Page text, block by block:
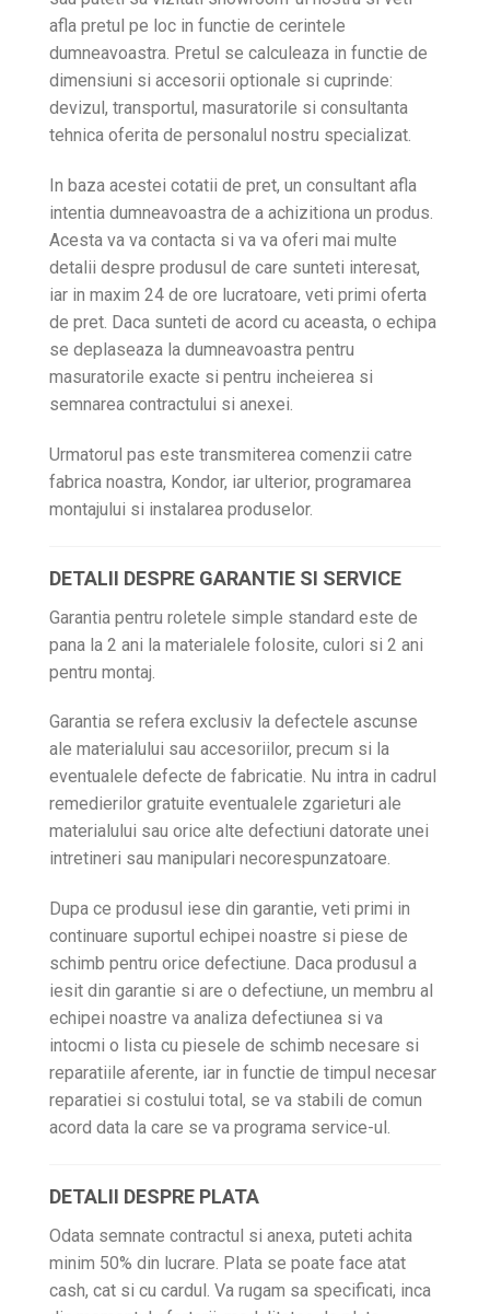
afla pretul pe loc in functie de cerintele
dumneavoastra. Pretul se calculeaza in functie de
dimensiuni si accesorii optionale si cuprinde:
devizul, transportul, masuratorile si consultanta
tehnica oferita de personalul nostru specializat.
In baza acestei cotatii de pret, un consultant afla
intentia dumneavoastra de a achizitiona un produs.
Acesta va va contacta si va va oferi mai multe
detalii despre produsul de care sunteti interesat,
iar in maxim 24 de ore lucratoare, veti primi oferta
de pret. Daca sunteti de acord cu aceasta, o echipa
se deplaseaza la dumneavoastra pentru
masuratorile exacte si pentru incheierea si
semnarea contractului si anexei.
Urmatorul pas este transmiterea comenzii catre
fabrica noastra, Kondor, iar ulterior, programarea
montajului si instalarea produselor.
DETALII DESPRE GARANTIE SI SERVICE
Garantia pentru roletele simple standard este de
pana la 2 ani la materialele folosite, culori si 2 ani
pentru montaj.
Garantia se refera exclusiv la defectele ascunse
ale materialului sau accesoriilor, precum si la
eventualele defecte de fabricatie. Nu intra in cadrul
remedierilor gratuite eventualele zgarieturi ale
materialului sau orice alte defectiuni datorate unei
intretineri sau manipulari necorespunzatoare.
Dupa ce produsul iese din garantie, veti primi in
continuare suportul echipei noastre si piese de
schimb pentru orice defectiune. Daca produsul a
iesit din garantie si are o defectiune, un membru al
echipei noastre va analiza defectiunea si va
intocmi o lista cu piesele de schimb necesare si
reparatiile aferente, iar in functie de timpul necesar
reparatiei si costului total, se va stabili de comun
acord data la care se va programa service-ul.
DETALII DESPRE PLATA
Odata semnate contractul si anexa, puteti achita
minim 50% din lucrare. Plata se poate face atat
cash, cat si cu cardul. Va rugam sa specificati, inca